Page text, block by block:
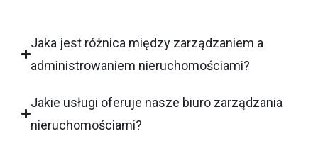
Jaka jest różnica między zarządzaniem a
administrowaniem nieruchomościami?
Jakie usługi oferuje nasze biuro zarządzania
nieruchomościami?